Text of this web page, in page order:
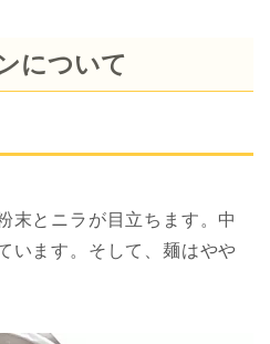
について
末とニラが目立ちます。中
います。そして、麺はやや